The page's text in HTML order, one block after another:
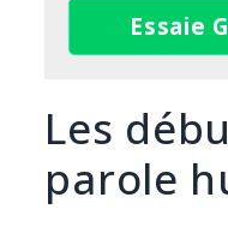
Essaie
Les
parole